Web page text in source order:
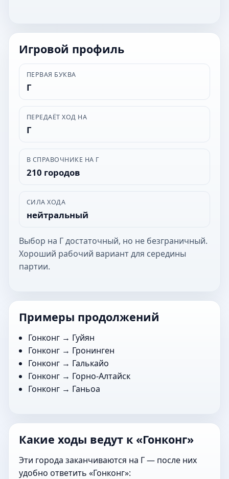
Игровой профиль
ПЕРВАЯ БУКВА
Г
ПЕРЕДАЁТ ХОД НА
Г
В СПРАВОЧНИКЕ НА Г
210 городов
СИЛА ХОДА
нейтральный
Выбор на Г достаточный, но не безграничный.
Хороший рабочий вариант для середины
партии.
Примеры продолжений
Гонконг → Гуйян
Гонконг → Гронинген
Гонконг → Галькайо
Гонконг → Горно-Алтайск
Гонконг → Ганьоа
Какие ходы ведут к «Гонконг»
Эти города заканчиваются на Г — после них
удобно ответить «Гонконг»: